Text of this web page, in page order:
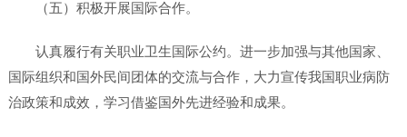
（五）积极开展国际合作。
认真履行有关职业卫生国际公约。进一步加强与其他国家、
国际组织和国外民间团体的交流与合作，大力宣传我国职业病防
治政策和成效，学习借鉴国外先进经验和成果。